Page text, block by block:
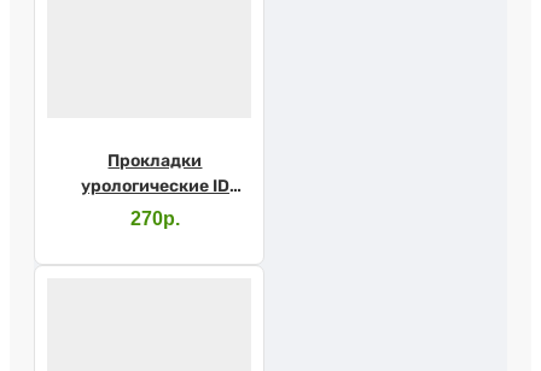
Прокладки
урологические ID
Light Advanced ultra
270р.